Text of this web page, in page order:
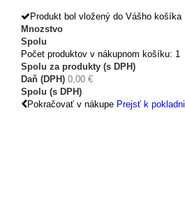
Produkt bol vložený do Vášho košíka
Mnozstvo
Spolu
Počet produktov v nákupnom košíku: 1
Spolu za produkty (s DPH)
Daň (DPH) 0,00 €
Spolu (s DPH)
Pokračovať v nákupe Prejsť k pokladni